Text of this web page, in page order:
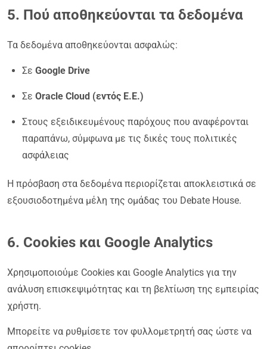
5. Πού αποθηκεύονται τα δεδομένα
Τα δεδομένα αποθηκεύονται ασφαλώς:
Σε Google Drive
Σε Oracle Cloud (εντός Ε.Ε.)
Στους εξειδικευμένους παρόχους που αναφέρονται
παραπάνω, σύμφωνα με τις δικές τους πολιτικές
ασφάλειας
Η πρόσβαση στα δεδομένα περιορίζεται αποκλειστικά σε
εξουσιοδοτημένα μέλη της ομάδας του Debate House.
6. Cookies και Google Analytics
Χρησιμοποιούμε Cookies και Google Analytics για την
ανάλυση επισκεψιμότητας και τη βελτίωση της εμπειρίας
χρήστη.
Μπορείτε να ρυθμίσετε τον φυλλομετρητή σας ώστε να